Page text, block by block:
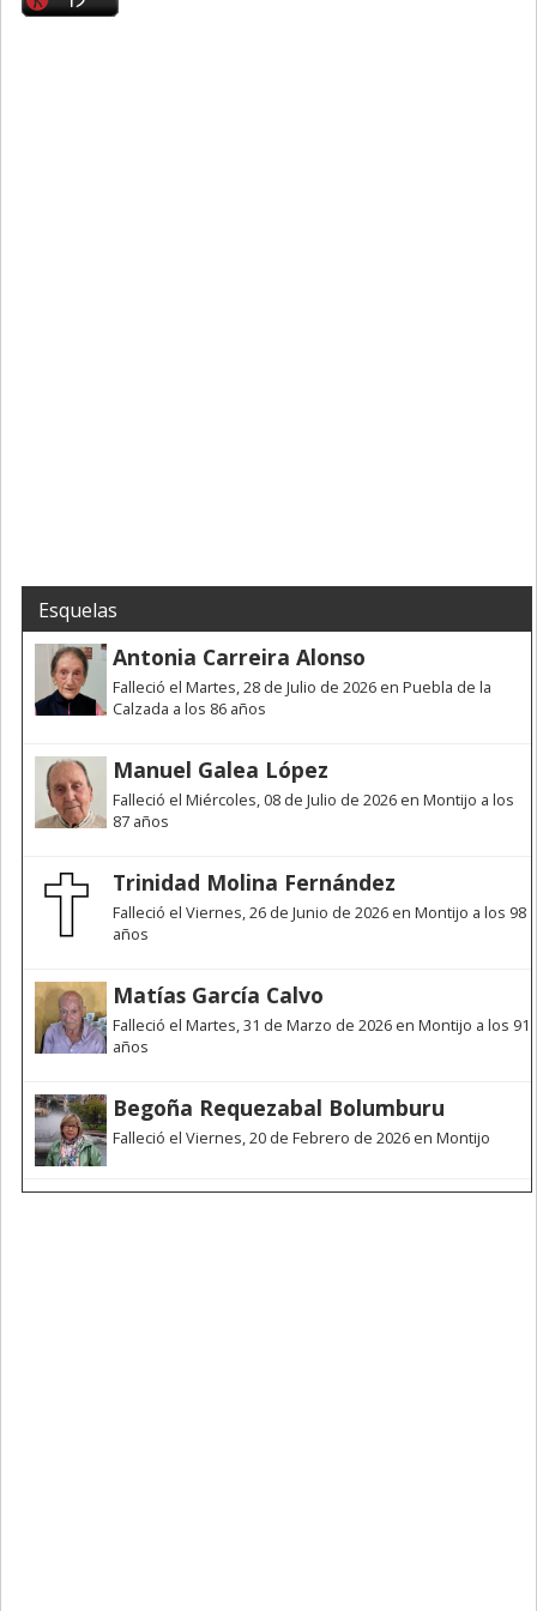
Esquelas
Antonia Carreira Alonso
Falleció el Martes, 28 de Julio de 2026 en Puebla de la
Calzada a los 86 años
Manuel Galea López
Falleció el Miércoles, 08 de Julio de 2026 en Montijo a los
87 años
Trinidad Molina Fernández
Falleció el Viernes, 26 de Junio de 2026 en Montijo a los 98
años
Matías García Calvo
Falleció el Martes, 31 de Marzo de 2026 en Montijo a los 91
años
Begoña Requezabal Bolumburu
Falleció el Viernes, 20 de Febrero de 2026 en Montijo